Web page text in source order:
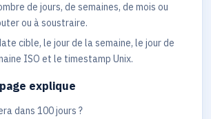
de jours, de semaines, de mois ou
ou à soustraire.
cible, le jour de la semaine, le jour de
ISO et le timestamp Unix.
explique
dans 100 jours ?